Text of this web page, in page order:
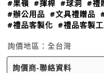
#果嶺 #揮桿 #球洞 #禮
#辦公用品 #文具禮贈品
#禮品客製化 #禮品客製
詢價地區： 全台灣
詢價商-聯絡資料